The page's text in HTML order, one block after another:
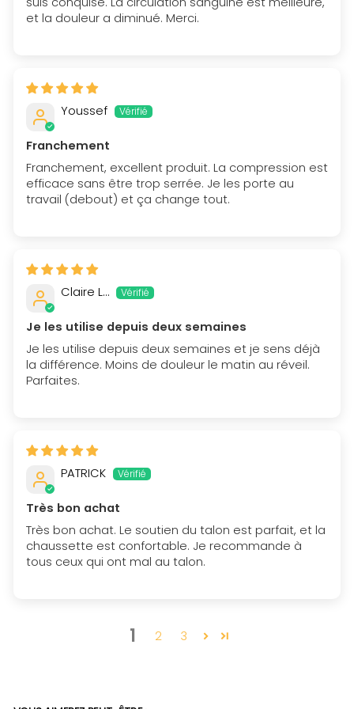
et la douleur a diminué. Merci.
Youssef
Franchement
Franchement, excellent produit. La compression est
efficace sans être trop serrée. Je les porte au
travail (debout) et ça change tout.
Claire L…
Je les utilise depuis deux semaines
Je les utilise depuis deux semaines et je sens déjà
la différence. Moins de douleur le matin au réveil.
Parfaites.
PATRICK
Très bon achat
Très bon achat. Le soutien du talon est parfait, et la
chaussette est confortable. Je recommande à
tous ceux qui ont mal au talon.
1 2 3